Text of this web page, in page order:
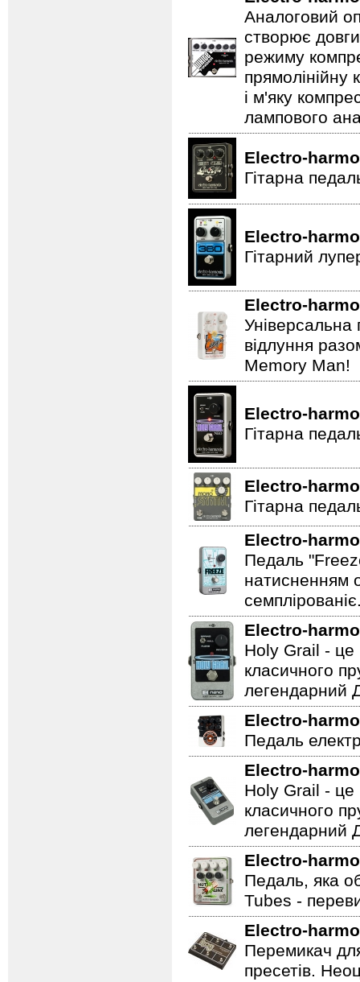
Аналоговий
створює
режиму
прямолінійну
і м'яку
лампового
Electro-
Гітарна
Electro-
Гітарний
Electro-
Універсальна
відлуння
Memory Man!
Electro-
Гітарна
Electro-
Гітарна
Electro-
Педаль
натисненням
Electro-
Holy Grail - це
класичного
легендарний
Electro-
Педаль
Electro-
Holy Grail - це
класичного
легендарний
Electro-
Педаль, яка
Tubes -
Electro-
Перемикач
пресетів.